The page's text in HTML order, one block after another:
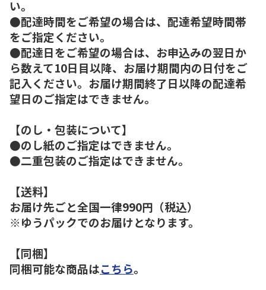
い。
●配達時間をご希望の場合は、配達希望時間帯
をご指定ください。
●配達日をご希望の場合は、お申込みの翌日か
ら数えて10日目以降、お届け期間内の日付をご
記入ください。お届け期間終了日以降の配達希
望日のご指定はできません。
【のし・包装について】
●のし紙のご指定はできません。
●二重包装のご指定はできません。
【送料】
お届け先ごと全国一律990円（税込）
※ゆうパックでのお届けとなります。
【同梱】
同梱可能な商品はこちら。